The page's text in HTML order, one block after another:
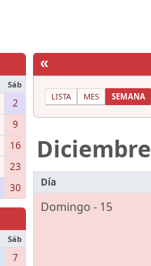
Sáb
2
9
16
23
30
Sáb
7
«
LISTA MES SEMANA
Diciembre
Día
Domingo - 15